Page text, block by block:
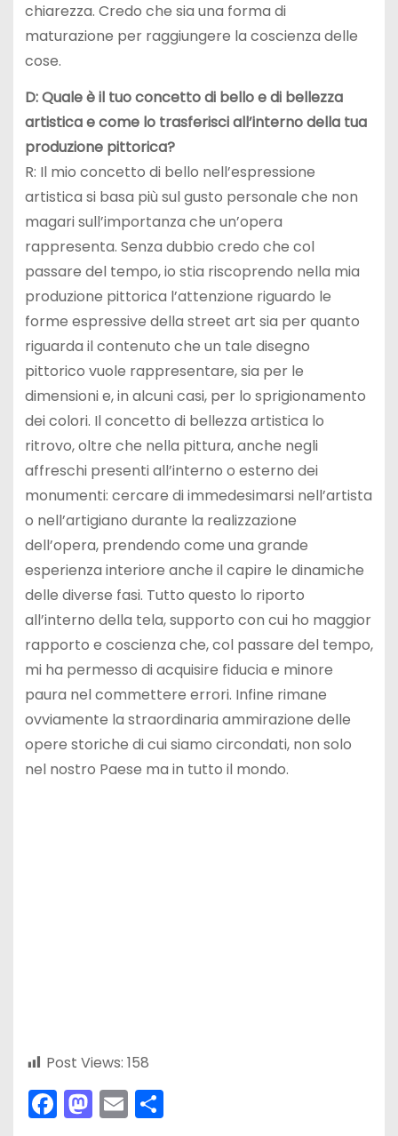
chiarezza. Credo che sia una forma di
maturazione per raggiungere la coscienza delle
cose.
D: Quale è il tuo concetto di bello e di bellezza
artistica e come lo trasferisci all’interno della tua
produzione pittorica?
R: Il mio concetto di bello nell’espressione
artistica si basa più sul gusto personale che non
magari sull’importanza che un’opera
rappresenta. Senza dubbio credo che col
passare del tempo, io stia riscoprendo nella mia
produzione pittorica l’attenzione riguardo le
forme espressive della street art sia per quanto
riguarda il contenuto che un tale disegno
pittorico vuole rappresentare, sia per le
dimensioni e, in alcuni casi, per lo sprigionamento
dei colori. Il concetto di bellezza artistica lo
ritrovo, oltre che nella pittura, anche negli
affreschi presenti all’interno o esterno dei
monumenti: cercare di immedesimarsi nell’artista
o nell’artigiano durante la realizzazione
dell’opera, prendendo come una grande
esperienza interiore anche il capire le dinamiche
delle diverse fasi. Tutto questo lo riporto
all’interno della tela, supporto con cui ho maggior
rapporto e coscienza che, col passare del tempo,
mi ha permesso di acquisire fiducia e minore
paura nel commettere errori. Infine rimane
ovviamente la straordinaria ammirazione delle
opere storiche di cui siamo circondati, non solo
nel nostro Paese ma in tutto il mondo.
Post Views: 158
F M E C